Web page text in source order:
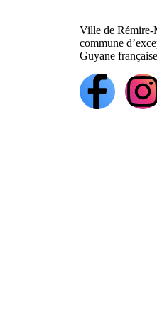
Ville de
commune
Guyane